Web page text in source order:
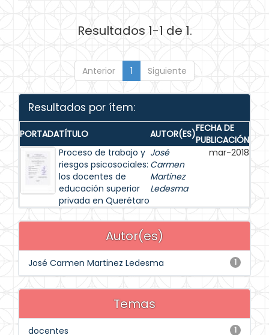
Resultados 1-1 de 1.
Anterior 1 Siguiente
Resultados por ítem:
PORTADATÍTULO AUTOR(ES)FECHA DE
PUBLICACIÓN
Proceso de trabajo y
riesgos psicosociales:
los docentes de
educación superior
privada en Querétaro
José
Carmen
Martinez
Ledesma
mar-2018
Autor(es)
1
José Carmen Martinez Ledesma
Temas
1
docentes